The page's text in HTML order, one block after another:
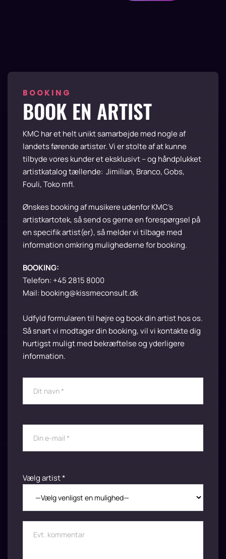
BOOKING
BOOK EN ARTIST
KMC har et helt unikt samarbejde med nogle af
landets førende artister. Vi er stolte af at kunne
tilbyde vores kunder et eksklusivt – og håndplukket
artistkatalog tællende: Jimilian, Branco, Gobs,
Fouli, Toko mfl.
Ønskes booking af musikere udenfor KMC’s
artistkartotek, så send os gerne en forespørgsel på
en specifik artist(er), så melder vi tilbage med
information omkring mulighederne for booking.
BOOKING:
Telefon: +45 2815 8000
Mail: booking@kissmeconsult.dk
Udfyld formularen til højre og book din artist hos os.
Så snart vi modtager din booking, vil vi kontakte dig
hurtigst muligt med bekræftelse og yderligere
information.
Vælg artist *